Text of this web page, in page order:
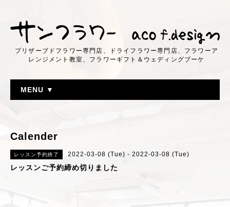
プリザーブドフラワー専門店、ドライフラワー専門店、フラワーア
レンジメント教室、フラワーギフト＆ウェディングブーケ
MENU ▼
Calender
レッスン予約終了 2022-03-08 (Tue) - 2022-03-08 (Tue)
レッスンご予約締め切りました